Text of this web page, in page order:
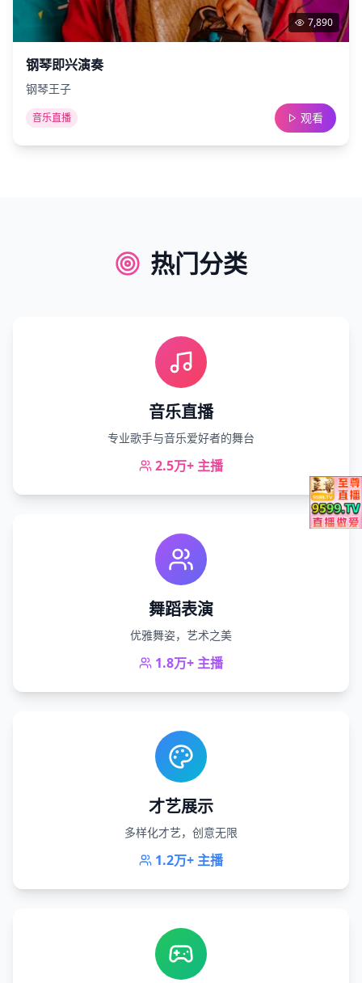
7,890
钢琴即兴演奏
钢琴王子
音乐直播 观看
热门分类
音乐直播
专业歌手与音乐爱好者的舞台
2.5万+ 主播
舞蹈表演
优雅舞姿，艺术之美
1.8万+ 主播
才艺展示
多样化才艺，创意无限
1.2万+ 主播